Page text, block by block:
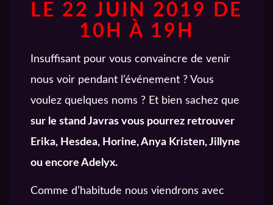
LE 22 JUIN 2019 DE
10H À 19H
Insuffisant pour vous convaincre de venir
nous voir pendant l’événement ? Vous
voulez quelques noms ? Et bien sachez que
sur le stand Javras vous pourrez retrouver
Erika, Hesdea, Horine, Anya Kristen, Jillyne
ou encore Adelyx.
Comme d’habitude nous viendrons avec